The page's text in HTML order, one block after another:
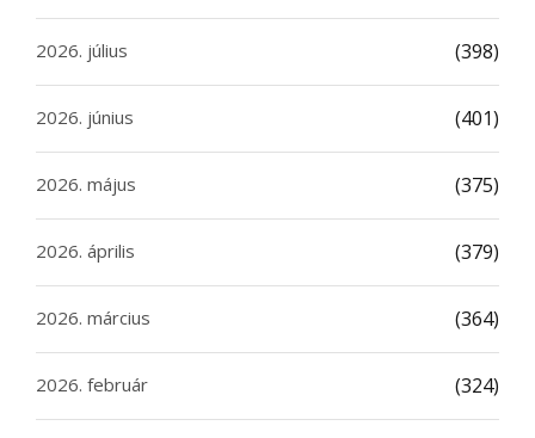
2026. július (398)
2026. június (401)
2026. május (375)
2026. április (379)
2026. március (364)
2026. február (324)